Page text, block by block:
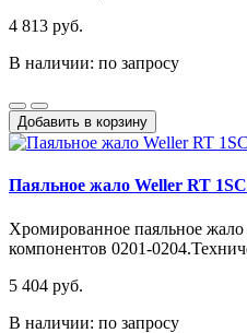
4 813 руб.
В наличии: по запросу
Добавить в корзину
Паяльное жало Weller RT
Хромированное паяльное жало
компонентов 0201-
5 404 руб.
В наличии: по запросу